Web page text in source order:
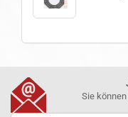
Sie